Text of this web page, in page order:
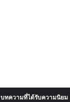
บทความที่ได้รับความนิยม